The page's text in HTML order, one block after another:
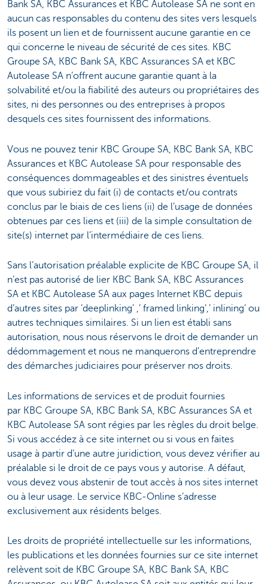
Bank SA, KBC Assurances et KBC Autolease SA ne sont en
aucun cas responsables du contenu des sites vers lesquels
ils posent un lien et de fournissent aucune garantie en ce
qui concerne le niveau de sécurité de ces sites. KBC
Groupe SA, KBC Bank SA, KBC Assurances SA et KBC
Autolease SA n’offrent aucune garantie quant à la
solvabilité et/ou la fiabilité des auteurs ou propriétaires des
sites, ni des personnes ou des entreprises à propos
desquels ces sites fournissent des informations.
Vous ne pouvez tenir KBC Groupe SA, KBC Bank SA, KBC
Assurances et KBC Autolease SA pour responsable des
conséquences dommageables et des sinistres éventuels
que vous subiriez du fait (i) de contacts et/ou contrats
conclus par le biais de ces liens (ii) de l’usage de données
obtenues par ces liens et (iii) de la simple consultation de
site(s) internet par l’intermédiaire de ces liens.
Sans l’autorisation préalable explicite de KBC Groupe SA, il
n’est pas autorisé de lier KBC Bank SA, KBC Assurances
SA et KBC Autolease SA aux pages Internet KBC depuis
d’autres sites par ‘deeplinking’ ,’ framed linking’,’ inlining’ ou
autres techniques similaires. Si un lien est établi sans
autorisation, nous nous réservons le droit de demander un
dédommagement et nous ne manquerons d’entreprendre
des démarches judiciaires pour préserver nos droits.
Les informations de services et de produit fournies
par KBC Groupe SA, KBC Bank SA, KBC Assurances SA et
KBC Autolease SA sont régies par les règles du droit belge.
Si vous accédez à ce site internet ou si vous en faites
usage à partir d’une autre juridiction, vous devez vérifier au
préalable si le droit de ce pays vous y autorise. A défaut,
vous devez vous abstenir de tout accès à nos sites internet
ou à leur usage. Le service KBC-Online s’adresse
exclusivement aux résidents belges.
Les droits de propriété intellectuelle sur les informations,
les publications et les données fournies sur ce site internet
relèvent soit de KBC Groupe SA, KBC Bank SA, KBC